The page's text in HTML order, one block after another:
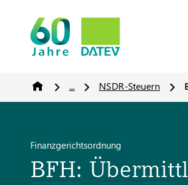
... NSDR-Steuern
Finanzgerichtsordnung
BFH: